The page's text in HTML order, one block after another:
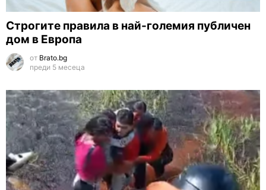
Строгите правила в най-големия публичен
дом в Европа
от Brato.bg
преди 5 месеца